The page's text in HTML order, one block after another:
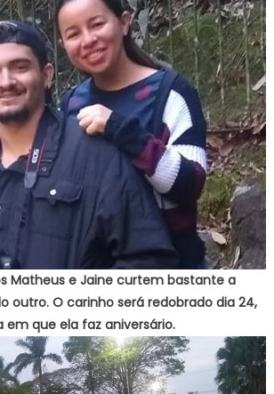
Matheus e Jaine curtem bastante a
outro. O carinho será redobrado dia 24,
em que ela faz aniversário.